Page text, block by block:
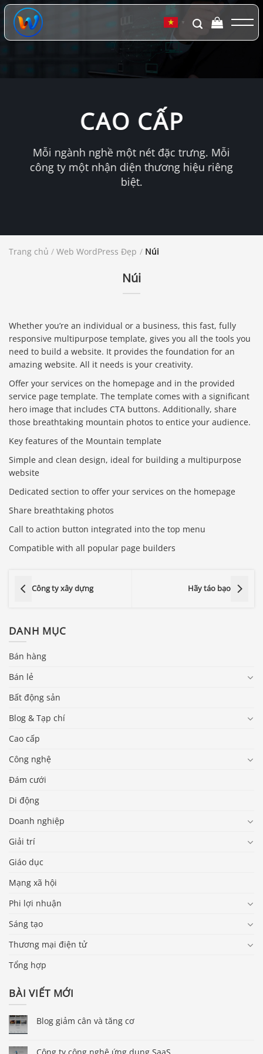
Chuyển
đến
dung
▼
CAO CẤP
Mỗi ngành nghề một nét đặc trưng. Mỗi
công ty một nhận diện thương hiệu riêng
biệt.
Trang chủ / Web WordPress Đẹp / Núi
Núi
Whether you’re an individual or a business, this fast, fully
responsive multipurpose template, gives you all the tools you
need to build a website. It provides the foundation for an
amazing website. All it needs is your creativity.
Offer your services on the homepage and in the provided
service page template. The template comes with a significant
hero image that includes CTA buttons. Additionally, share
those breathtaking mountain photos to entice your audience.
Key features of the Mountain template
Simple and clean design, ideal for building a multipurpose
website
Dedicated section to offer your services on the homepage
Share breathtaking photos
Call to action button integrated into the top menu
Compatible with all popular page builders
Công ty xây dựng Hãy táo bạo
DANH MỤC
Bán hàng
Bán lẻ
Bất động sản
Blog & Tạp chí
Cao cấp
Công nghệ
Đám cưới
Di động
Doanh nghiệp
Giải trí
Giáo dục
Mạng xã hội
Phi lợi nhuận
Sáng tạo
Thương mại điện tử
Tổng hợp
BÀI VIẾT MỚI
Blog giảm cân và tăng cơ